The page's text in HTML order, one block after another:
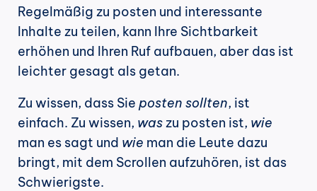
Regelmäßig zu posten und interessante
Inhalte zu teilen, kann Ihre Sichtbarkeit
erhöhen und Ihren Ruf aufbauen, aber das ist
leichter gesagt als getan.
Zu wissen, dass Sie posten sollten, ist
einfach. Zu wissen, was zu posten ist, wie
man es sagt und wie man die Leute dazu
bringt, mit dem Scrollen aufzuhören, ist das
Schwierigste.